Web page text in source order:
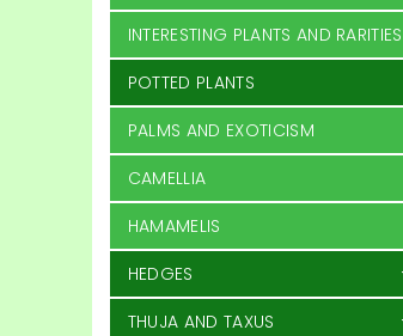
INTERESTING PLANTS AND RARITIES
POTTED PLANTS
PALMS AND EXOTICISM
CAMELLIA
HAMAMELIS
HEDGES
THUJA AND TAXUS